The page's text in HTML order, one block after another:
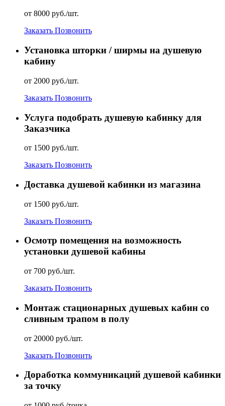
от 8000 руб./шт.
Заказать Позвонить
Установка шторки / ширмы на душевую
кабину
от 2000 руб./шт.
Заказать Позвонить
Услуга подобрать душевую кабинку для
Заказчика
от 1500 руб./шт.
Заказать Позвонить
Доставка душевой кабинки из магазина
от 1500 руб./шт.
Заказать Позвонить
Осмотр помещения на возможность
установки душевой кабины
от 700 руб./шт.
Заказать Позвонить
Монтаж стационарных душевых кабин со
сливным трапом в полу
от 20000 руб./шт.
Заказать Позвонить
Доработка коммуникаций душевой кабинки
за точку